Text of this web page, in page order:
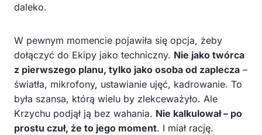
daleko.
W pewnym momencie pojawiła się opcja, żeby
dołączyć do Ekipy jako techniczny. Nie jako twórca
z pierwszego planu, tylko jako osoba od zaplecza –
światła, mikrofony, ustawianie ujęć, kadrowanie. To
była szansa, którą wielu by zlekceważyło. Ale
Krzychu podjął ją bez wahania. Nie kalkulował – po
prostu czuł, że to jego moment. I miał rację.